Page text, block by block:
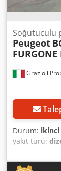
Grazioli
Soğutuculu
Peugeot
FURGONE
Durum: ikinci
yakıt türü:
5.998 mm,